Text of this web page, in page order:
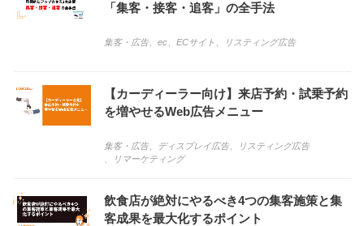
「集客・接客・追客」の全手法
集客・広告、 ec ECサイト リスティング広告
【カーディーラー向け】来店予約・試乗予約
を増やせるWeb広告メニュー
集客・広告、 ディスプレイ広告、
リスティング広告
リマーケティング
飲食店が絶対にやるべき4つの集客施策と集
客成果を最大化するポイント